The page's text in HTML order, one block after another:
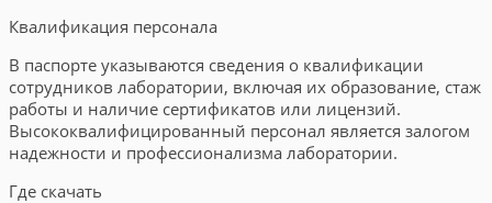
Квалификация персонала
В паспорте указываются сведения о квалификации
сотрудников лаборатории, включая их образование, стаж
работы и наличие сертификатов или лицензий.
Высококвалифицированный персонал является залогом
надежности и профессионализма лаборатории.
Где скачать